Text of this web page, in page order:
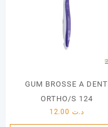
GUM BROSSE A DENT
ORTHO/S 124
د.ت